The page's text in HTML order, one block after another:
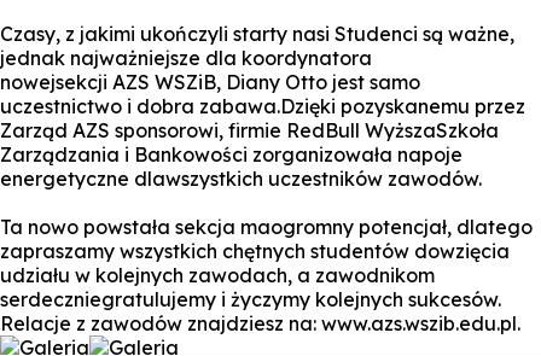
Czasy, z jakimi ukończyli starty nasi Studenci są ważne,
jednak najważniejsze dla koordynatora
nowejsekcji AZS WSZiB, Diany Otto jest samo
uczestnictwo i dobra zabawa.Dzięki pozyskanemu przez
Zarząd AZS sponsorowi, firmie RedBull WyższaSzkoła
Zarządzania i Bankowości zorganizowała napoje
energetyczne dlawszystkich uczestników zawodów.
Ta nowo powstała sekcja maogromny potencjał, dlatego
zapraszamy wszystkich chętnych studentów dowzięcia
udziału w kolejnych zawodach, a zawodnikom
serdeczniegratulujemy i życzymy kolejnych sukcesów.
Relacje z zawodów znajdziesz na: www.azs.wszib.edu.pl.